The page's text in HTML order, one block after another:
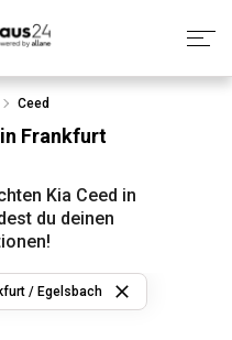
Ceed
Frankfurt
Kia Ceed in
du deinen
/ Egelsbach